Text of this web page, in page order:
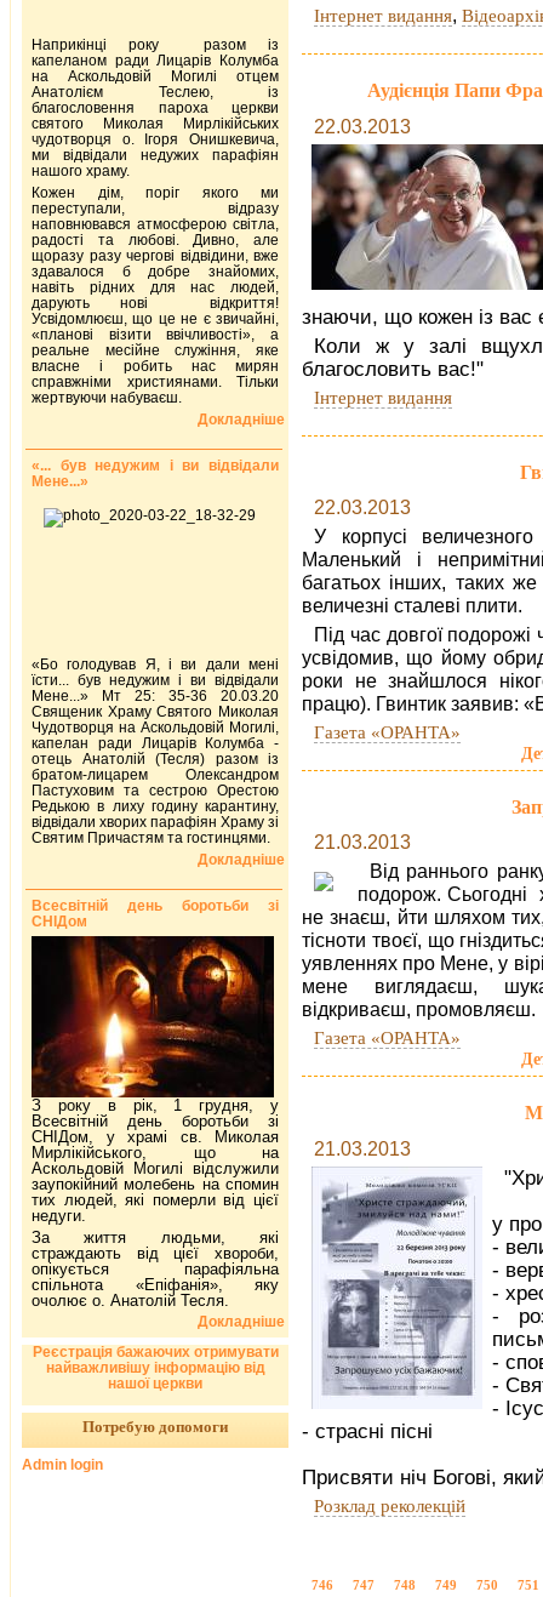
Інтернет видання,
Аудієнція Папи
22.03.2013
знаючи, що кожен із
Коли ж у залі
благословить вас!"
Інтернет видання
22.03.2013
У корпусі
Маленький і
багатьох інших, таких же
величезні сталеві плити.
Під час довгої подорожі
усвідомив, що йому
роки не знайшлося
працю). Гвинтик заявив:
Газета «ОРАНТА»
21.03.2013
Від раннього
подорож. Сьогодні
не знаєш, йти шляхом
тісноти твоєї, що
уявленнях про Мене, у
мене виглядаєш,
відкриваєш, промовляєш.
Газета «ОРАНТА»
21.03.2013
у
-
-
-
-
-
-
-
- страсні пісні
Присвяти ніч Богові,
Розклад реколекцій
746 747 748 749 750 751
Наприкінці року разом із
капеланом ради Лицарів Колумба
на Аскольдовій Могилі отцем
Анатолієм Теслею, із
благословення пароха церкви
святого Миколая Мирлікійських
чудотворця о. Ігоря Онишкевича,
ми відвідали недужих парафіян
нашого храму.
Кожен дім, поріг якого ми
переступали, відразу
наповнювався атмосферою світла,
радості та любові. Дивно, але
щоразу разу чергові відвідини, вже
здавалося б добре знайомих,
навіть рідних для нас людей,
дарують нові відкриття!
Усвідомлюєш, що це не є звичайні,
«планові візити ввічливості», а
реальне месійне служіння, яке
власне і робить нас мирян
справжніми християнами. Тільки
жертвуючи набуваєш.
Докладніше
«... був недужим і ви відвідали
Мене...»
«Бо голодував Я, і ви дали мені
їсти... був недужим і ви відвідали
Мене...» Мт 25: 35-36 20.03.20
Священик Храму Святого Миколая
Чудотворця на Аскольдовій Могилі,
капелан ради Лицарів Колумба -
отець Анатолій (Тесля) разом із
братом-лицарем Олександром
Пастуховим та сестрою Орестою
Редькою в лиху годину карантину,
відвідали хворих парафіян Храму зі
Святим Причастям та гостинцями.
Докладніше
Всесвітній день боротьби зі
СНІДом
З року в рік, 1 грудня, у
Всесвітній день боротьби зі
СНІДом, у храмі св. Миколая
Мирлікійського, що на
Аскольдовій Могилі відслужили
заупокійний молебень на спомин
тих людей, які померли від цієї
недуги.
За життя людьми, які
страждають від цієї хвороби,
опікується парафіяльна
спільнота «Епіфанія», яку
очолює о. Анатолій Тесля.
Докладніше
Реєстрація бажаючих отримувати
найважливішу інформацію від
нашої церкви
Потребую допомоги
Admin login